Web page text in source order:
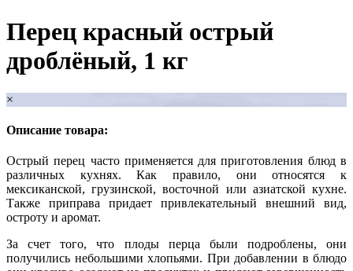
Перец красный острый
дроблёный, 1 кг
×
Описание товара:
Острый перец часто применяется для приготовления блюд в
различных кухнях. Как правило, они относятся к
мексиканской, грузинской, восточной или азиатской кухне.
Также приправа придает привлекательный внешний вид,
остроту и аромат.
За счет того, что плоды перца были подроблены, они
получились небольшими хлопьями. При добавлении в блюдо